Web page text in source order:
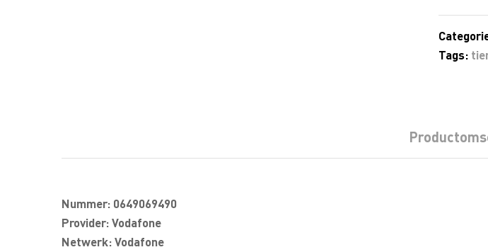
Tags:
Nummer: 0649069490
Provider: Vodafone
Netwerk: Vodafone